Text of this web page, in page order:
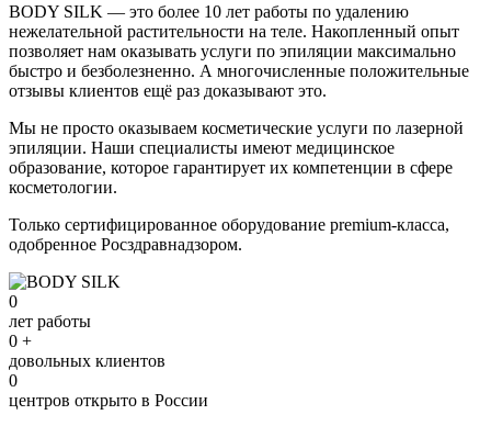
BODY SILK — это более 10 лет работы по удалению
нежелательной растительности на теле. Накопленный опыт
позволяет нам оказывать услуги по эпиляции максимально
быстро и безболезненно. А многочисленные положительные
отзывы клиентов ещё раз доказывают это.
Мы не просто оказываем косметические услуги по лазерной
эпиляции. Наши специалисты имеют медицинское
образование, которое гарантирует их компетенции в сфере
косметологии.
Только сертифицированное оборудование premium-класса,
одобренное Росздравнадзором.
0
лет работы
0 +
довольных клиентов
0
центров открыто в России